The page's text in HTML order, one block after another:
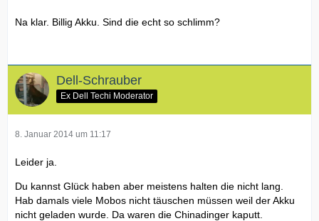
Na klar. Billig Akku. Sind die echt so schlimm?
Dell-Schrauber
Ex Dell Techi Moderator
8. Januar 2014 um 11:17
Leider ja.
Du kannst Glück haben aber meistens halten die nicht lang.
Hab damals viele Mobos nicht täuschen müssen weil der Akku
nicht geladen wurde. Da waren die Chinadinger kaputt.